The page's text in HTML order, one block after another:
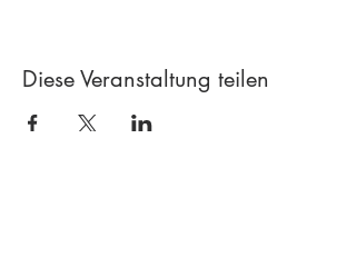
Diese Veranstaltung teilen